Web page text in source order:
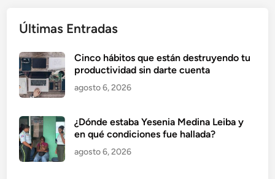
Últimas Entradas
Cinco hábitos que están destruyendo tu
productividad sin darte cuenta
agosto 6, 2026
¿Dónde estaba Yesenia Medina Leiba y
en qué condiciones fue hallada?
agosto 6, 2026